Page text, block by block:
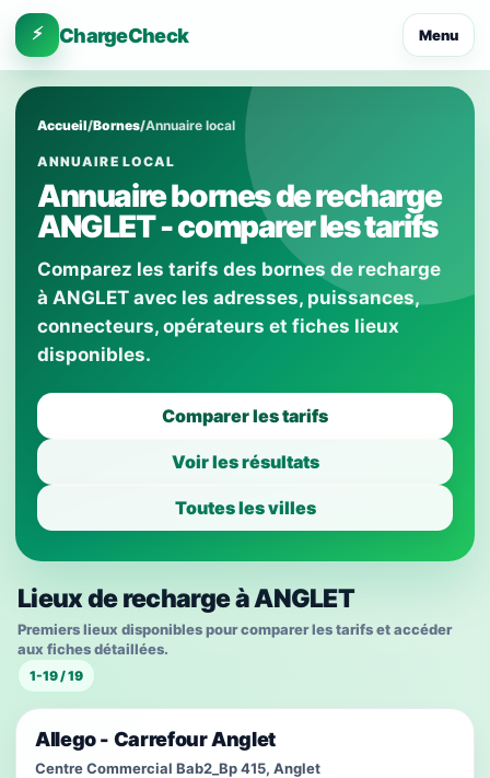
⚡ ChargeCheck Menu
Accueil/Bornes/Annuaire local
ANNUAIRE LOCAL
Annuaire bornes de recharge
ANGLET - comparer les tarifs
Comparez les tarifs des bornes de recharge
à ANGLET avec les adresses, puissances,
connecteurs, opérateurs et fiches lieux
disponibles.
Comparer les tarifs
Voir les résultats
Toutes les villes
Lieux de recharge à ANGLET
Premiers lieux disponibles pour comparer les tarifs et accéder
aux fiches détaillées.
1-19 / 19
Allego - Carrefour Anglet
Centre Commercial Bab2_Bp 415, Anglet